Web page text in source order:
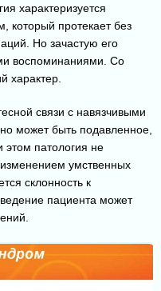
характеризуется
который протекает без
Но зачастую его
воспоминаниями. Со
характер.
связи с навязчивыми
может быть подавленное,
патология не
умственных
склонность к
пациента может